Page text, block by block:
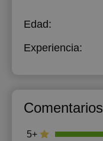
Edad:
Experiencia:
Comentarios
5+